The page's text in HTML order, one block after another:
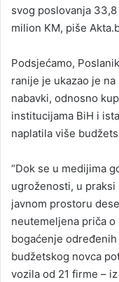
svog poslovanja
milion KM, piše
Podsjećamo,
ranije je ukazao je
nabavki, odnosno
institucijama BiH i
naplatila više
“Dok se u medijima
ugroženosti, u
javnom prostoru
neutemeljena priča
bogaćenje
budžetskog novca
vozila od 21 firme –